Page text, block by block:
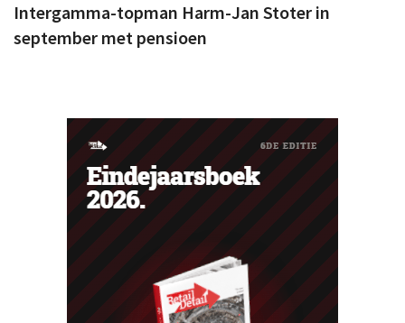
Intergamma-topman Harm-Jan Stoter in
september met pensioen